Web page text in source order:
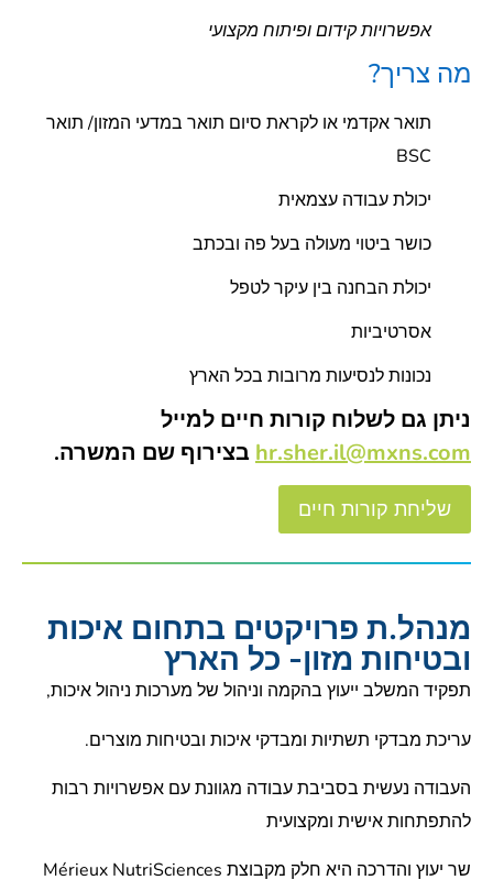
אפשרויות קידום ופיתוח מקצועי
מה צריך?
תואר אקדמי או לקראת סיום תואר במדעי המזון/ תואר
BSC
יכולת עבודה עצמאית
כושר ביטוי מעולה בעל פה ובכתב
יכולת הבחנה בין עיקר לטפל
אסרטיביות
נכונות לנסיעות מרובות בכל הארץ
ניתן גם לשלוח קורות חיים למייל
hr.sher.il@mxns.com בצירוף שם המשרה.
שליחת קורות חיים
מנהל.ת פרויקטים בתחום איכות
ובטיחות מזון- כל הארץ
תפקיד המשלב ייעוץ בהקמה וניהול של מערכות ניהול איכות,
עריכת מבדקי תשתיות ומבדקי איכות ובטיחות מוצרים.
העבודה נעשית בסביבת עבודה מגוונת עם אפשרויות רבות
להתפתחות אישית ומקצועית
שר יעוץ והדרכה היא חלק מקבוצת Mérieux NutriSciences